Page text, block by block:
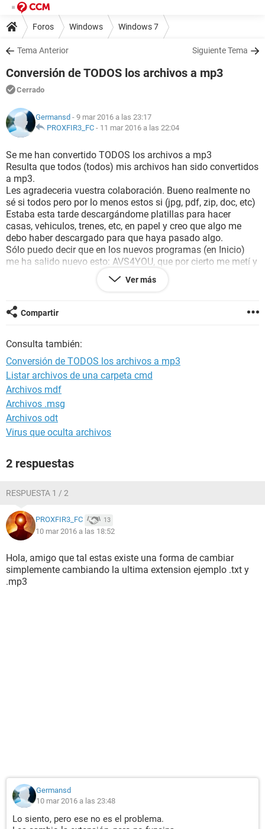
Foros Windows Windows 7
Tema Anterior Siguiente Tema
Conversión de TODOS los archivos a mp3
Cerrado
Germansd - 9 mar 2016 a las 23:17
PROXFIR3_FC - 11 mar 2016 a las 22:04
Se me han convertido TODOS los archivos a mp3
Resulta que todos (todos) mis archivos han sido convertidos
a mp3.
Les agradeceria vuestra colaboración. Bueno realmente no
sé si todos pero por lo menos estos si (jpg, pdf, zip, doc, etc)
Estaba esta tarde descargándome platillas para hacer
casas, vehiculos, trenes, etc, en papel y creo que algo me
debo haber descargado para que haya pasado algo.
Sólo puedo decir que en los nuevos programas (en Inicio)
me ha salido nuevo esto: AVS4YOU, que por cierto me metí y
lo estuve desintalando y tan sólo ha quedado esa carpeta.
También decirte que en todos los directorios/carpetas (en
_ReCoVeRy_+dlvia.html, _ReCoVeRy_+dlvia.png,
_ReCoVeRy_+dlvia.txt, _ReCoVeRy_+lpqso.html,
más, como puedes ver cada vez van cambiando algo el
nombre.
Muchas gracias por anticipado
Ver más
Compartir
Consulta también:
Conversión de TODOS los archivos a mp3
Listar archivos de una carpeta cmd
Archivos mdf
Archivos .msg
Archivos odt
Virus que oculta archivos
2 respuestas
RESPUESTA 1 / 2
PROXFIR3_FC 13
10 mar 2016 a las 18:52
Hola, amigo que tal estas existe una forma de cambiar
simplemente cambiando la ultima extension ejemplo .txt y
.mp3
Germansd
10 mar 2016 a las 23:48
Lo siento, pero ese no es el problema.